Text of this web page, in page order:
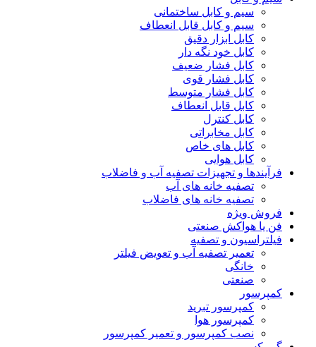
سیم و کابل ساختمانی
سیم و کابل قابل انعطاف
کابل ابزار دقیق
کابل خود نگه دار
کابل فشار ضعیف
کابل فشار قوی
کابل فشار متوسط
کابل قابل انعطاف
کابل کنترل
کابل مخابراتی
کابل های خاص
کابل هوایی
فرآیندها و تجهیزات تصفیه آب و فاضلاب
تصفیه خانه های آب
تصفیه خانه های فاضلاب
فروش ویژه
فن یا هواکش صنعتی
فیلتراسیون و تصفیه
تعمیر تصفیه آب و تعویض فیلتر
خانگی
صنعتی
کمپرسور
کمپرسور تبرید
کمپرسور هوا
نصب کمپرسور و تعمیر کمپرسور